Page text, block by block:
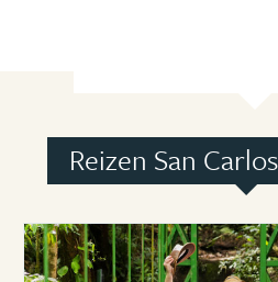
Reizen San